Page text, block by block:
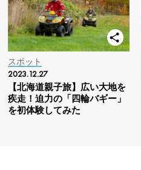
スポット
2023.12.27
【北海道親子旅】広い大地を
疾走！迫力の「四輪バギー」
を初体験してみた